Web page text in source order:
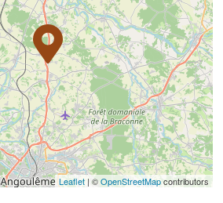
Leaflet| ©OpenStreetMapcontributors